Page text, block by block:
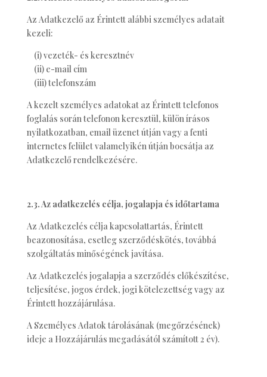
Az Adatkezelő az Érintett alábbi személyes adatait
kezeli:
(i) vezeték- és keresztnév
(ii) e-mail cím
(iii) telefonszám
A kezelt személyes adatokat az Érintett telefonos
foglalás során telefonon keresztül, külön írásos
nyilatkozatban, email üzenet útján vagy a fenti
internetes felület valamelyikén útján bocsátja az
Adatkezelő rendelkezésére.
2.3. Az adatkezelés célja, jogalapja és időtartama
Az Adatkezelés célja kapcsolattartás, Érintett
beazonosítása, esetleg szerződéskötés, továbbá
szolgáltatás minőségének javítása.
Az Adatkezelés jogalapja a szerződés előkészítése,
teljesítése, jogos érdek, jogi kötelezettség vagy az
Érintett hozzájárulása.
A Személyes Adatok tárolásának (megőrzésének)
ideje a Hozzájárulás megadásától számított 2 év).